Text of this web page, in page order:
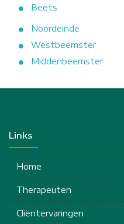
Beets
Noordeinde
Westbeemster
Middenbeemster
Links
Home
Therapeuten
Cliëntervaringen